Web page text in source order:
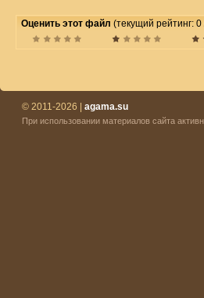
Оценить этот файл (текущий рейтинг:
© 2011-2026 | agama.su
При использовании материалов сайта